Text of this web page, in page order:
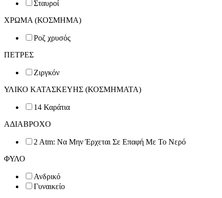
Σταυροί
ΧΡΩΜΑ (ΚΟΣΜΗΜΑ)
Ροζ χρυσός
ΠΕΤΡΕΣ
Ζιργκόν
ΥΛΙΚΟ ΚΑΤΑΣΚΕΥΗΣ (ΚΟΣΜΗΜΑΤΑ)
14 Καράτια
ΑΔΙΑΒΡΟΧΟ
2 Atm: Να Μην Έρχεται Σε Επαφή Με Το Νερό
ΦΥΛΟ
Ανδρικό
Γυναικείο